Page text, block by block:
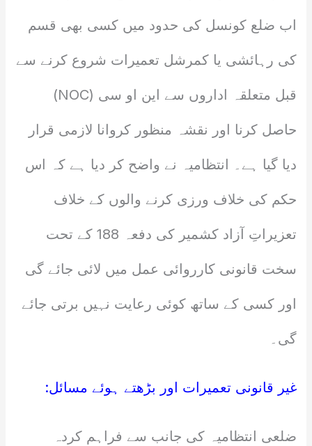
اب ضلع کونسل کی حدود میں کسی بھی قسم
کی رہائشی یا کمرشل تعمیرات شروع کرنے سے
قبل متعلقہ اداروں سے این او سی (NOC)
حاصل کرنا اور نقشہ منظور کروانا لازمی قرار
دیا گیا ہے۔ انتظامیہ نے واضح کر دیا ہے کہ اس
حکم کی خلاف ورزی کرنے والوں کے خلاف
تعزیراتِ آزاد کشمیر کی دفعہ 188 کے تحت
سخت قانونی کارروائی عمل میں لائی جائے گی
اور کسی کے ساتھ کوئی رعایت نہیں برتی جائے
گی۔
غیر قانونی تعمیرات اور بڑھتے ہوئے مسائل:
ضلعی انتظامیہ کی جانب سے فراہم کردہ